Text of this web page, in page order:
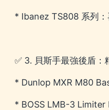
* Ibanez TS808 系列：
✅ 3. 貝斯手最強後盾：
* Dunlop MXR M80
* BOSS LMB-3 Limiter